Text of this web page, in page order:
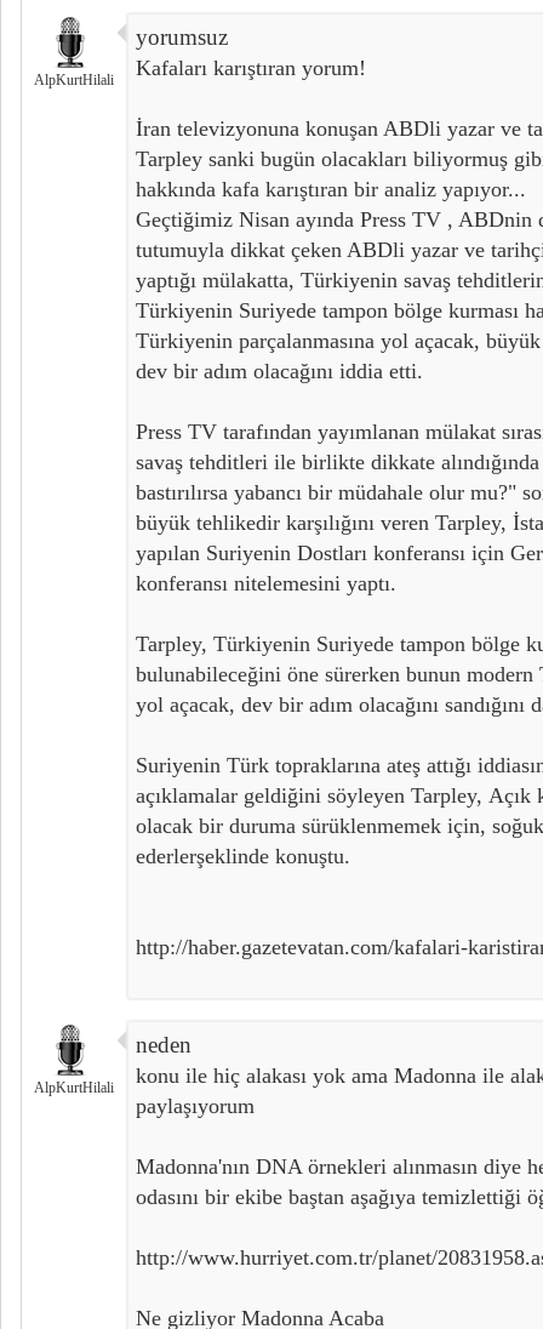
AlpKurtHilali
yorumsuz
Kafaları karıştıran yorum!
İran televizyonuna konuşan ABDli yazar ve
Tarpley sanki bugün olacakları biliyormuş
hakkında kafa karıştıran bir analiz yapıyor...
Geçtiğimiz Nisan ayında Press TV , ABDnin
tutumuyla dikkat çeken ABDli yazar ve
yaptığı mülakatta, Türkiyenin savaş
Türkiyenin Suriyede tampon bölge kurması
Türkiyenin parçalanmasına yol açacak,
dev bir adım olacağını iddia etti.
Press TV tarafından yayımlanan mülakat
savaş tehditleri ile birlikte dikkate
bastırılırsa yabancı bir müdahale olur mu?"
büyük tehlikedir karşılığını veren Tarpley,
yapılan Suriyenin Dostları konferansı için
konferansı nitelemesini yaptı.
Tarpley, Türkiyenin Suriyede tampon
bulunabileceğini öne sürerken bunun modern
yol açacak, dev bir adım olacağını sandığını
Suriyenin Türk topraklarına ateş attığı
açıklamalar geldiğini söyleyen Tarpley,
olacak bir duruma sürüklenmemek için,
ederlerşeklinde konuştu.
http://haber.gazetevatan.com/kafalari-
AlpKurtHilali
neden
konu ile hiç alakası yok ama Madonna ile
paylaşıyorum
Madonna'nın DNA örnekleri alınmasın diye
odasını bir ekibe baştan aşağıya temizlettiği
http://www.hurriyet.com.tr/planet/
Ne gizliyor Madonna Acaba